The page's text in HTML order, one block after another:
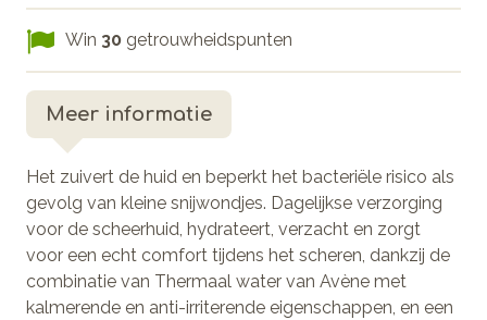
Win 30 getrouwheidspunten
Meer informatie
Het zuivert de huid en beperkt het bacteriële risico als
gevolg van kleine snijwondjes. Dagelijkse verzorging
voor de scheerhuid, hydrateert, verzacht en zorgt
voor een echt comfort tijdens het scheren, dankzij de
combinatie van Thermaal water van Avène met
kalmerende en anti-irriterende eigenschappen, en een